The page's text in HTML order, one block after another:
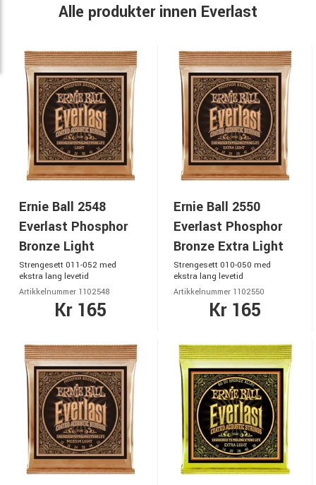
Alle produkter innen Everlast
Ernie Ball 2548
Everlast Phosphor
Bronze Light
Strengesett 011-052 med
ekstra lang levetid
Artikkelnummer 1102548
Kr 165
Ernie Ball 2550
Everlast Phosphor
Bronze Extra Light
Strengesett 010-050 med
ekstra lang levetid
Artikkelnummer 1102550
Kr 165